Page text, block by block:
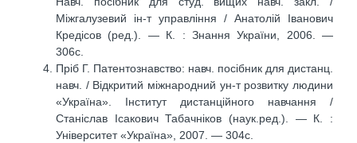
Міжгалузевий ін-т управління / Анатолій Іванович
Кредісов (ред.). — К. : Знання України, 2006. —
306с.
Пріб Г. Патентознавство: навч. посібник для дистанц.
навч. / Відкритий міжнародний ун-т розвитку людини
«Україна». Інститут дистанційного навчання /
Станіслав Ісакович Табачніков (наук.ред.). — К. :
Університет «Україна», 2007. — 304с.